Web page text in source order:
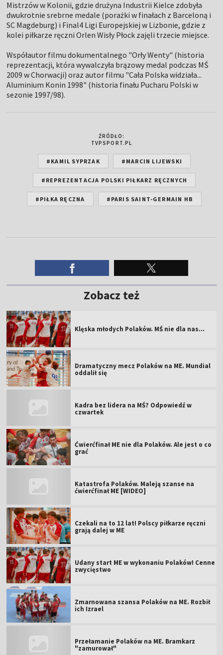
Mistrzów w Kolonii, gdzie drużyna Industrii Kielce zdobyła
dwukrotnie srebrne medale (porażki w finałach z Barceloną i
SC Magdeburg) i Final4 Ligi Europejskiej w Lizbonie, gdzie z
kolei piłkarze ręczni Orlen Wisły Płock zajęli trzecie miejsce.
Współautor filmu dokumentalnego "Orły Wenty" (historia
reprezentacji, która wywalczyła brązowy medal podczas MŚ
2009 w Chorwacji) oraz autor filmu "Cała Polska widziała...
Aluminium Konin 1998" (historia finału Pucharu Polski w
sezonie 1997/98).
ŹRÓDŁO:
TVPSPORT.PL
#KAMIL SYPRZAK #MARCIN LIJEWSKI
#REPREZENTACJA POLSKI PIŁKARZ RĘCZNYCH
#PIŁKA RĘCZNA #PARIS SAINT-GERMAIN HB
Zobacz też
Klęska młodych Polaków. MŚ nie dla nas...
Dramatyczny mecz Polaków na ME. Mundial
oddalił się
Kadra bez lidera na MŚ? Odpowiedź w
czwartek
Ćwierćfinał ME nie dla Polaków. Ale jest o co
grać
Katastrofa Polaków. Maleją szanse na
ćwierćfinał ME [WIDEO]
Czekali na to 12 lat! Polscy piłkarze ręczni
grają dalej w ME
Udany start ME w wykonaniu Polaków! Cenne
zwycięstwo
Zmarnowana szansa Polaków na ME. Rozbił
ich Izrael
Przełamanie Polaków na ME. Bramkarz
"zamurował"